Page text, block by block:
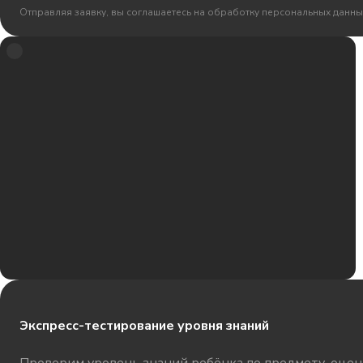
Отправляя заявку, вы соглашаетесь на обработку персональных
Экспресс-тестирование уровня знаний